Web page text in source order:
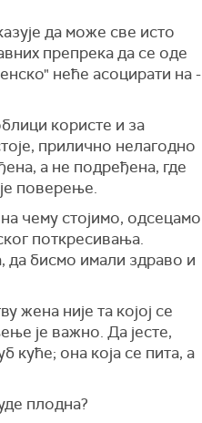
да може све исто
препрека да се оде
неће асоцирати на -
користе и за
прилично нелагодно
а не подређена, где
поверење.
чему стојимо, одсецамо
поткресивања.
да бисмо имали здраво и
жена није та којој се
је важно. Да јесте,
куће; она која се пита, а
плодна?